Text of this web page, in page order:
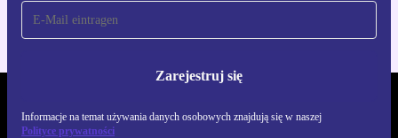
Zarejestruj się
Informacje na temat używania danych osobowych znajdują się w naszej
Polityce prywatności